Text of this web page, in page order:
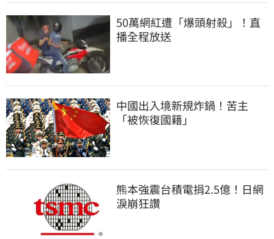
50萬網紅遭「爆頭射殺」！直
播全程放送
中國出入境新規炸鍋！苦主
「被恢復國籍」
熊本強震台積電捐2.5億！日網
淚崩狂讚